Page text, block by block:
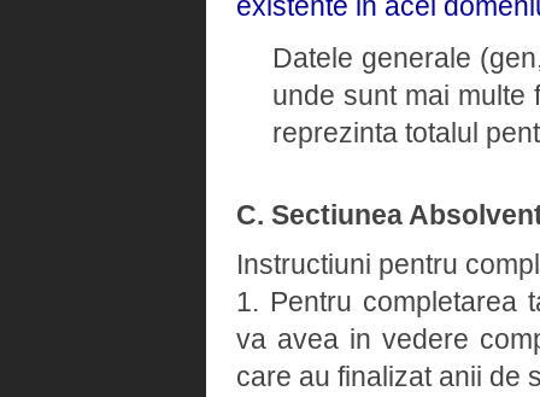
Datele generale
unde sunt mai multe
reprezinta totalul
C. Sectiunea
Instructiuni pentru
1. Pentru completarea
va avea in vedere
care au finalizat anii de